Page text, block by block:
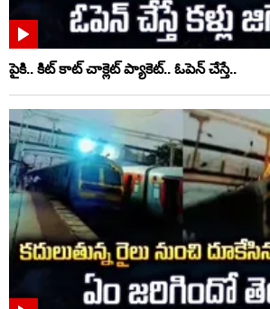
పైకి.. కిట్‌ కాట్‌ చాక్లెట్ ప్యాకెట్‌.. ఓపెన్‌ చేస్తే..